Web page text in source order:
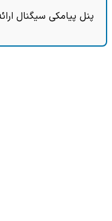
پنل پیامکی سیگنال